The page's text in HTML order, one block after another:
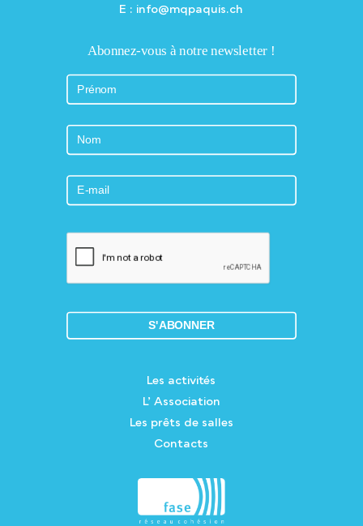
E : info@mqpaquis.ch
Abonnez-vous à notre newsletter !
Les activités
L’ Association
Les prêts de salles
Contacts